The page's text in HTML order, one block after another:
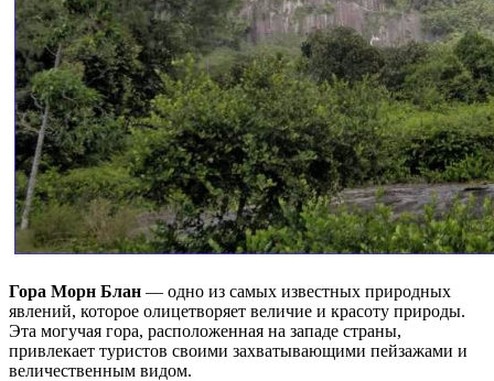
Гора Морн Блан — одно из самых известных природных
явлений, которое олицетворяет величие и красоту природы.
Эта могучая гора, расположенная на западе страны,
привлекает туристов своими захватывающими пейзажами и
величественным видом.